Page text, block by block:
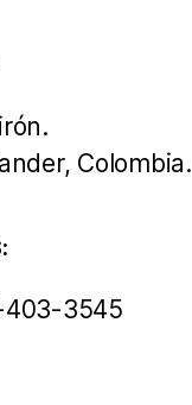
Colombia.
403-3545